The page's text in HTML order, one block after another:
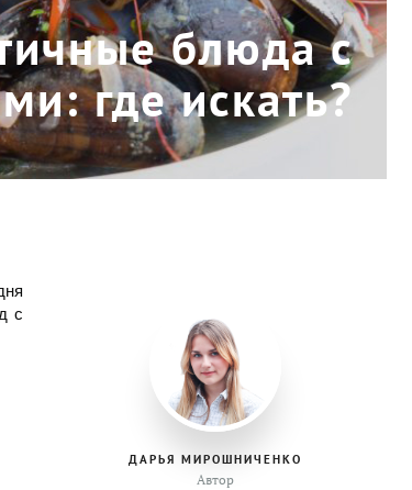
блюда с
где искать?
с
ДАРЬЯ МИРОШНИЧЕНКО
Автор